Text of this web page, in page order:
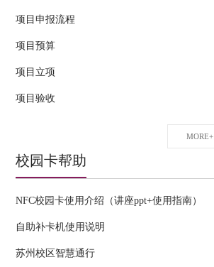
项目申报流程
项目预算
项目立项
项目验收
MORE+
校园卡帮助
NFC校园卡使用介绍（讲座ppt+使用指南）
自助补卡机使用说明
苏州校区智慧通行